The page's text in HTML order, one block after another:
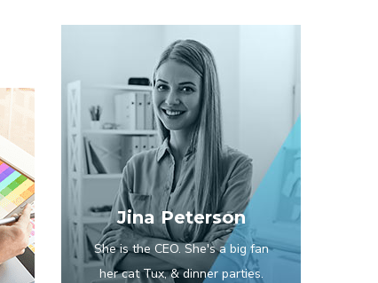
Jina Peterson
She is the CEO. She's a big fan
her cat Tux, & dinner parties.